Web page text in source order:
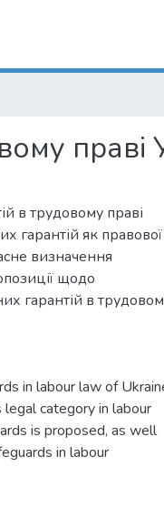
праві
в трудовому праві
гарантій як правової
визначення
щодо
гарантій в
in labour law of
category in labour
is proposed, as well
in labour